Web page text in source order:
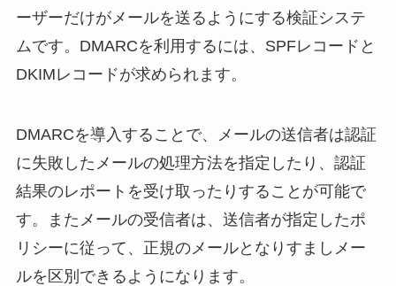
ーザーだけがメールを送るようにする検証システ
ムです。DMARCを利用するには、SPFレコードと
DKIMレコードが求められます。
DMARCを導入することで、メールの送信者は認証
に失敗したメールの処理方法を指定したり、認証
結果のレポートを受け取ったりすることが可能で
す。またメールの受信者は、送信者が指定したポ
リシーに従って、正規のメールとなりすましメー
ルを区別できるようになります。